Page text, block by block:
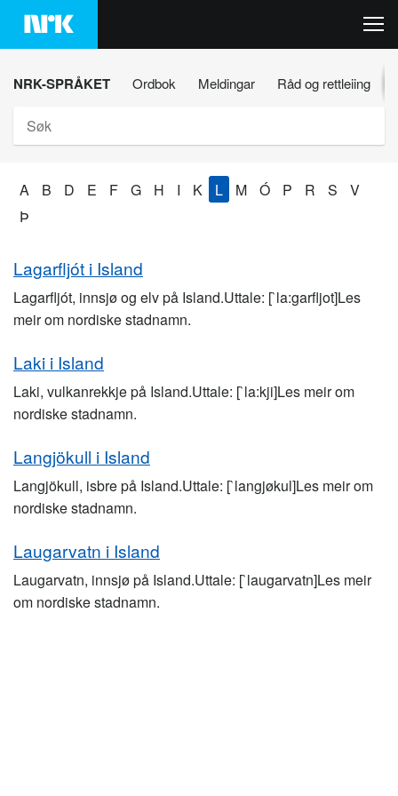
Hopp
innhaldet
NRK-SPRÅKET Ordbok Meldingar Råd og rettleiing
A B D E F G H I K L M Ó P R S
V
Þ
Lagarfljót i Island
Lagarfljót, innsjø og elv på Island.Uttale: [`la:garfljot]Les
meir om nordiske stadnamn.
Laki i Island
Laki, vulkanrekkje på Island.Uttale: [`la:kji]Les meir om
nordiske stadnamn.
Langjökull i Island
Langjökull, isbre på Island.Uttale: [`langjøkul]Les meir om
nordiske stadnamn.
Laugarvatn i Island
Laugarvatn, innsjø på Island.Uttale: [`laugarvatn]Les meir
om nordiske stadnamn.